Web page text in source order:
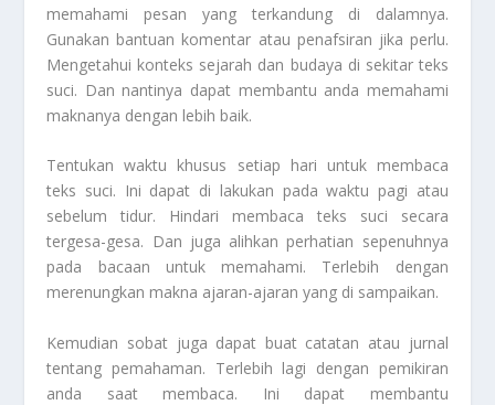
memahami pesan yang terkandung di dalamnya.
Gunakan bantuan komentar atau penafsiran jika perlu.
Mengetahui konteks sejarah dan budaya di sekitar teks
suci. Dan nantinya dapat membantu anda memahami
maknanya dengan lebih baik.
Tentukan waktu khusus setiap hari untuk membaca
teks suci. Ini dapat di lakukan pada waktu pagi atau
sebelum tidur. Hindari membaca teks suci secara
tergesa-gesa. Dan juga alihkan perhatian sepenuhnya
pada bacaan untuk memahami. Terlebih dengan
merenungkan makna ajaran-ajaran yang di sampaikan.
Kemudian sobat juga dapat buat catatan atau jurnal
tentang pemahaman. Terlebih lagi dengan pemikiran
anda saat membaca. Ini dapat membantu